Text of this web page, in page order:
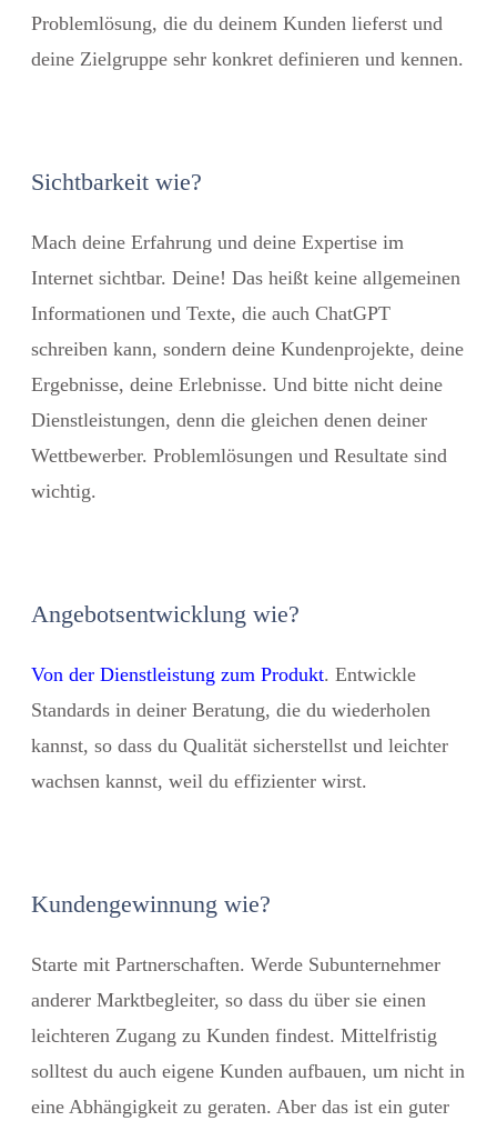
Problemlösung, die du deinem Kunden lieferst und
deine Zielgruppe sehr konkret definieren und kennen.
Sichtbarkeit wie?
Mach deine Erfahrung und deine Expertise im
Internet sichtbar. Deine! Das heißt keine allgemeinen
Informationen und Texte, die auch ChatGPT
schreiben kann, sondern deine Kundenprojekte, deine
Ergebnisse, deine Erlebnisse. Und bitte nicht deine
Dienstleistungen, denn die gleichen denen deiner
Wettbewerber. Problemlösungen und Resultate sind
wichtig.
Angebotsentwicklung wie?
Von der Dienstleistung zum Produkt. Entwickle
Standards in deiner Beratung, die du wiederholen
kannst, so dass du Qualität sicherstellst und leichter
wachsen kannst, weil du effizienter wirst.
Kundengewinnung wie?
Starte mit Partnerschaften. Werde Subunternehmer
anderer Marktbegleiter, so dass du über sie einen
leichteren Zugang zu Kunden findest. Mittelfristig
solltest du auch eigene Kunden aufbauen, um nicht in
eine Abhängigkeit zu geraten. Aber das ist ein guter